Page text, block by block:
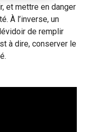
et mettre en danger
À l’inverse, un
de remplir
à dire, conserver le